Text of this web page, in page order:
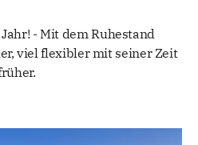
- Mit dem Ruhestand
viel flexibler mit seiner Zeit